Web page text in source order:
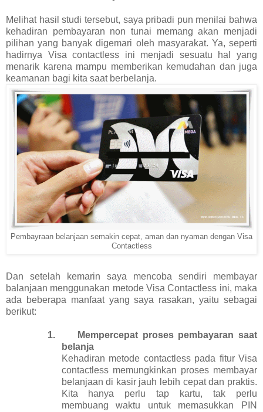
Melihat hasil studi tersebut, saya pribadi pun menilai bahwa
kehadiran pembayaran non tunai memang akan menjadi
pilihan yang banyak digemari oleh masyarakat. Ya, seperti
hadirnya Visa contactless ini menjadi sesuatu hal yang
menarik karena mampu memberikan kemudahan dan juga
keamanan bagi kita saat berbelanja.
Pembayraan belanjaan semakin cepat, aman dan nyaman dengan Visa
Contactless
Dan setelah kemarin saya mencoba sendiri membayar
balanjaan menggunakan metode Visa Contactless ini, maka
ada beberapa manfaat yang saya rasakan, yaitu sebagai
berikut:
1.
Mempercepat proses pembayaran saat
belanja
Kehadiran metode contactless pada fitur Visa
contactless memungkinkan proses membayar
belanjaan di kasir jauh lebih cepat dan praktis.
Kita hanya perlu tap kartu, tak perlu
membuang waktu untuk memasukkan PIN